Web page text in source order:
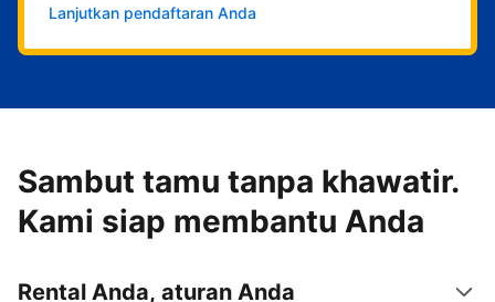
Lanjutkan pendaftaran Anda
Sambut tamu tanpa khawatir.
Kami siap membantu Anda
Rental Anda, aturan Anda